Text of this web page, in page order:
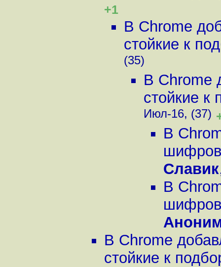
+1
В Chrome
стойкие к
(35)
В Chrome
стойкие к
Июл-16, (37)
В
Славик
В
В Chrome
стойкие к